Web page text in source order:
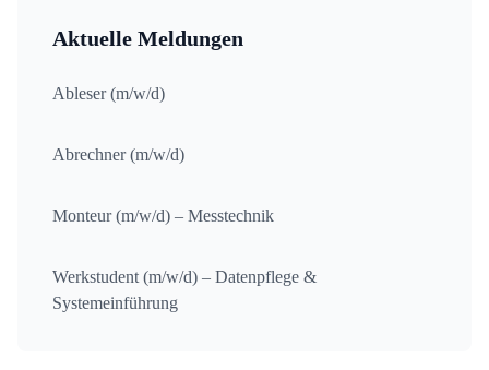
Aktuelle Meldungen
Ableser (m/w/d)
Abrechner (m/w/d)
Monteur (m/w/d) – Messtechnik
Werkstudent (m/w/d) – Datenpflege &
Systemeinführung